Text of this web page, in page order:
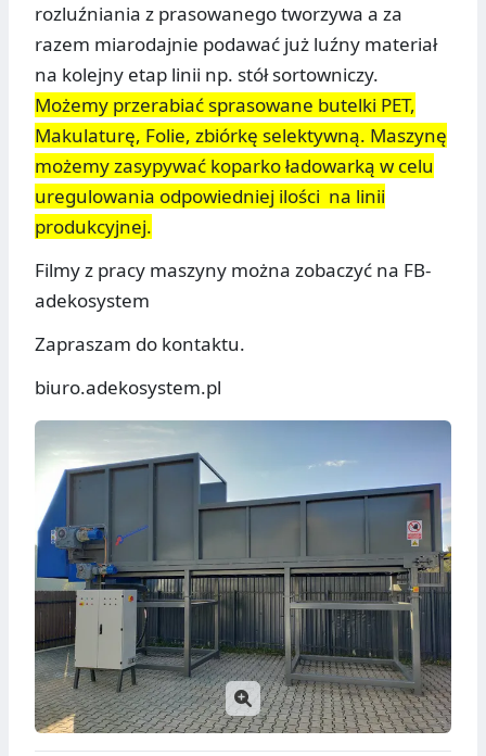
rozluźniania z prasowanego tworzywa a za
razem miarodajnie podawać już luźny materiał
na kolejny etap linii np. stół sortowniczy.
Możemy przerabiać sprasowane butelki PET,
Makulaturę, Folie, zbiórkę selektywną. Maszynę
możemy zasypywać koparko ładowarką w celu
uregulowania odpowiedniej ilości na linii
produkcyjnej.
Filmy z pracy maszyny można zobaczyć na FB-
adekosystem
Zapraszam do kontaktu.
biuro.adekosystem.pl